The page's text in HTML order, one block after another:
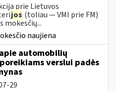
prie Lietuvos
jos (toliau ― VMI prie FM)
mokesčių...
naujiena
automobilių
verslui padės
29